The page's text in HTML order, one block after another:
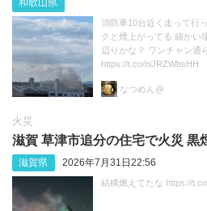
和歌山県
消防車10台近く走って行
クと煙上がってる 細かい
辺りかな？ ワンチャン通
https://t.co/niJRZWbsHH
なつめん@
火災
滋賀 草津市追分の住宅で火災 黒
滋賀県 2026年7月31日22:56
結構燃えてたな https://